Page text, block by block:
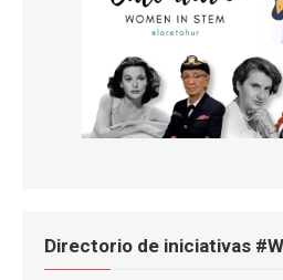
Directorio de iniciativas